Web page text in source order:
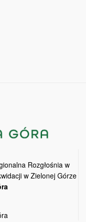
Rozgłośnia w
w Zielonej Górze